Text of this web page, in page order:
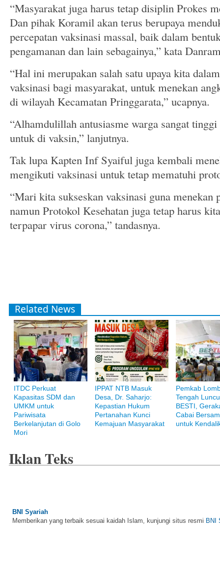
“Masyarakat juga harus tetap disiplin Prokes
Dan pihak Koramil akan terus berupaya
percepatan vaksinasi massal, baik dalam
pengamanan dan lain sebagainya,” kata
“Hal ini merupakan salah satu upaya kita
vaksinasi bagi masyarakat, untuk menekan
di wilayah Kecamatan Pringgarata,” ucapnya.
“Alhamdulillah antusiasme warga sangat
untuk di vaksin,” lanjutnya.
Tak lupa Kapten Inf Syaiful juga kembali
mengikuti vaksinasi untuk tetap mematuhi
“Mari kita sukseskan vaksinasi guna menekan
namun Protokol Kesehatan juga tetap harus
terpapar virus corona,” tandasnya.
Related News
ITDC Perkuat
Kapasitas SDM dan
UMKM untuk
Pariwisata
Berkelanjutan di Golo
Mori
IPPAT NTB Masuk
Desa, Dr. Saharjo:
Kepastian Hukum
Pertanahan Kunci
Kemajuan Masyarakat
Pemkab
Tengah
BESTI,
Cabai
untuk
Iklan Teks
Pegadaian Syariah
Jasa pegadaian berprinsip syariah Islam, kunjungi situs resmi